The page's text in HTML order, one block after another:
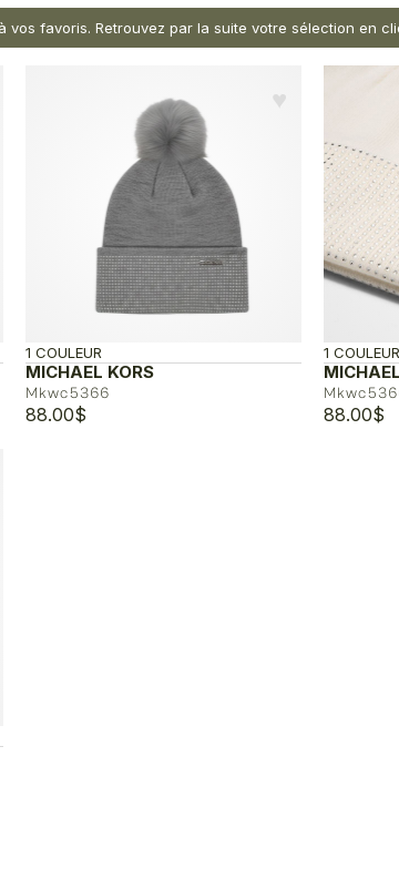
favoris. Retrouvez par la suite votre sélection en
♥︎
MICHAEL KORS
Mkwc5366
1 COULEUR
88.00$
1 COULEUR
88.00$